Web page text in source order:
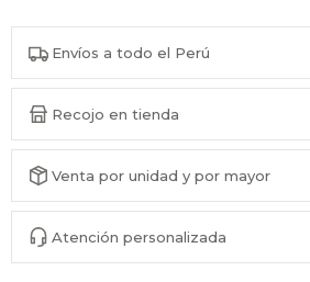
Envíos a todo el Perú
Recojo en tienda
Venta por unidad y por mayor
Atención personalizada